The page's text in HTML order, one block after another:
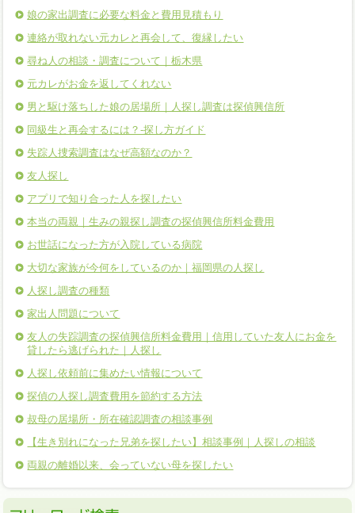
娘の家出調査に必要な料金と費用見積もり
連絡が取れない元カレと再会して、復縁したい
尋ね人の相談・調査について｜栃木県
元カレがお金を返してくれない
男と駆け落ちした娘の居場所｜人探し調査は探偵興信所
同級生と再会するには？-探し方ガイド
失踪人捜索調査はなぜ高額なのか？
友人探し
アプリで知り合った人を探したい
本当の両親｜生みの親探し調査の探偵興信所料金費用
お世話になった方が入院している病院
大切な家族が今何をしているのか｜福岡県の人探し
人探し調査の種類
家出人問題について
友人の失踪調査の探偵興信所料金費用｜信用していた友人にお金を
貸したら逃げられた｜人探し
人探し依頼前に集めたい情報について
探偵の人探し調査費用を節約する方法
叔母の居場所・所在確認調査の相談事例
【生き別れになった兄弟を探したい】相談事例｜人探しの相談
両親の離婚以来、会っていない母を探したい